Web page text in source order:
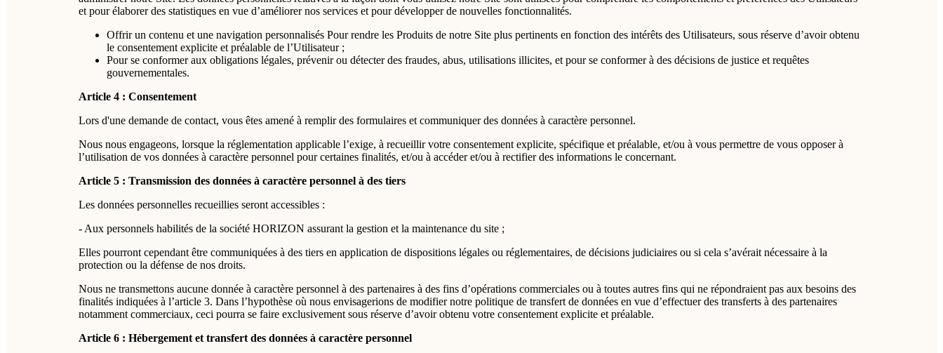
et pour élaborer des statistiques en vue d’améliorer nos services et pour développer de nouvelles fonctionnalités.
Offrir un contenu et une navigation personnalisés Pour rendre les Produits de notre Site plus pertinents en fonction des intérêts des Utilisateurs, sous réserve d’avoir obtenu
le consentement explicite et préalable de l’Utilisateur ;
Pour se conformer aux obligations légales, prévenir ou détecter des fraudes, abus, utilisations illicites, et pour se conformer à des décisions de justice et requêtes
gouvernementales.
Article 4 : Consentement
Lors d'une demande de contact, vous êtes amené à remplir des formulaires et communiquer des données à caractère personnel.
Nous nous engageons, lorsque la réglementation applicable l’exige, à recueillir votre consentement explicite, spécifique et préalable, et/ou à vous permettre de vous opposer à
l’utilisation de vos données à caractère personnel pour certaines finalités, et/ou à accéder et/ou à rectifier des informations le concernant.
Article 5 : Transmission des données à caractère personnel à des tiers
Les données personnelles recueillies seront accessibles :
- Aux personnels habilités de la société HORIZON assurant la gestion et la maintenance du site ;
Elles pourront cependant être communiquées à des tiers en application de dispositions légales ou réglementaires, de décisions judiciaires ou si cela s’avérait nécessaire à la
protection ou la défense de nos droits.
Nous ne transmettons aucune donnée à caractère personnel à des partenaires à des fins d’opérations commerciales ou à toutes autres fins qui ne répondraient pas aux besoins des
finalités indiquées à l’article 3. Dans l’hypothèse où nous envisagerions de modifier notre politique de transfert de données en vue d’effectuer des transferts à des partenaires
notamment commerciaux, ceci pourra se faire exclusivement sous réserve d’avoir obtenu votre consentement explicite et préalable.
Article 6 : Hébergement et transfert des données à caractère personnel